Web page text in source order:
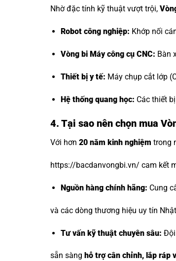
Nhờ đặc tính kỹ thuật vượt trội,
Robot công nghiệp: Khớp nối
Vòng bi Máy công cụ CNC: Bàn
Thiết bị y tế: Máy chụp cắt lớp
Hệ thống quang học: Các thiết
4. Tại sao nên chọn mua
Với hơn 20 năm kinh nghiệm trong
https://bacdanvongbi.vn/ cam kết
Nguồn hàng chính hãng: Cung
và các dòng thương hiệu uy tín
Tư vấn kỹ thuật chuyên sâu: Đội
sẵn sàng hỗ trợ cân chỉnh, lắp ráp